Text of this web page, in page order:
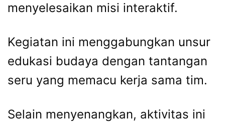
menyelesaikan misi interaktif.
Kegiatan ini menggabungkan unsur
edukasi budaya dengan tantangan
seru yang memacu kerja sama tim.
Selain menyenangkan, aktivitas ini